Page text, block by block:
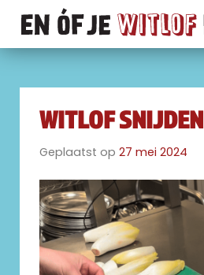
WITLOF SNIJDEN
Geplaatst op 27 mei 2024